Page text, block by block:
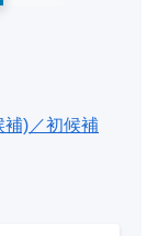
補)／初候補